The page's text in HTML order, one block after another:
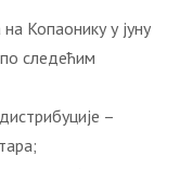
Копаонику у јуну
следећим
–